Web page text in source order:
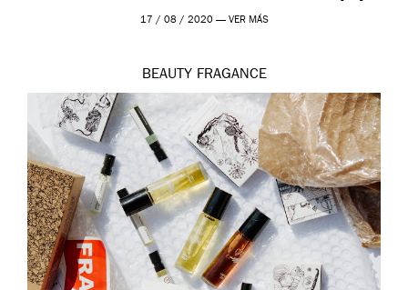
17 / 08 / 2020 — VER MÁS
BEAUTY FRAGANCE